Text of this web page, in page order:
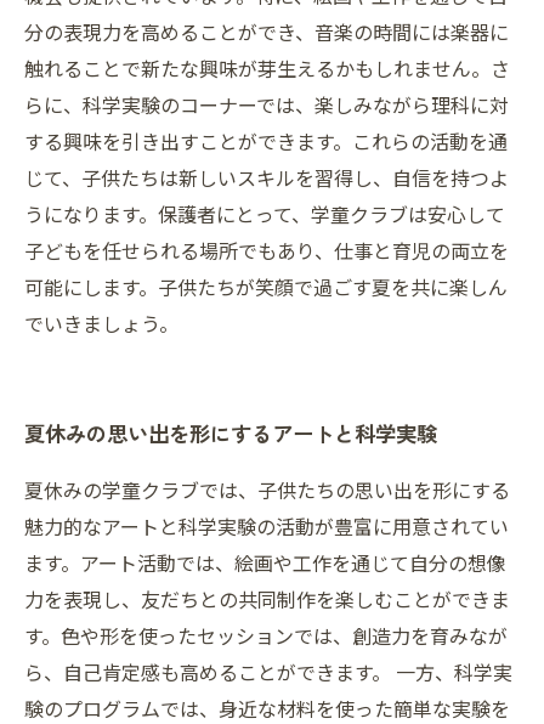
分の表現力を高めることができ、音楽の時間には楽器に
触れることで新たな興味が芽生えるかもしれません。さ
らに、科学実験のコーナーでは、楽しみながら理科に対
する興味を引き出すことができます。これらの活動を通
じて、子供たちは新しいスキルを習得し、自信を持つよ
うになります。保護者にとって、学童クラブは安心して
子どもを任せられる場所でもあり、仕事と育児の両立を
可能にします。子供たちが笑顔で過ごす夏を共に楽しん
でいきましょう。
夏休みの思い出を形にするアートと科学実験
夏休みの学童クラブでは、子供たちの思い出を形にする
魅力的なアートと科学実験の活動が豊富に用意されてい
ます。アート活動では、絵画や工作を通じて自分の想像
力を表現し、友だちとの共同制作を楽しむことができま
す。色や形を使ったセッションでは、創造力を育みなが
ら、自己肯定感も高めることができます。 一方、科学実
験のプログラムでは、身近な材料を使った簡単な実験を